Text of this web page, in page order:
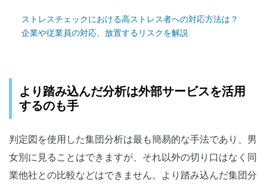
ストレスチェックにおける高ストレス者への対応方法は？
企業や従業員の対応、放置するリスクを解説
より踏み込んだ分析は外部サービスを活用
するのも手
判定図を使用した集団分析は最も簡易的な手法であり、男
女別に見ることはできますが、それ以外の切り口はなく同
業他社との比較などはできません。より踏み込んだ集団分